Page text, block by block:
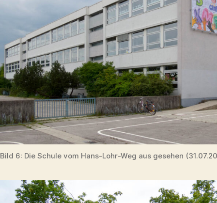
Bild 6: Die Schule vom Hans-Lohr-Weg aus gesehen